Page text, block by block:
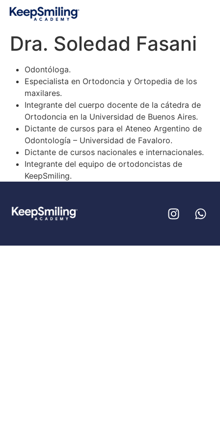
Dra. Soledad Fasani
Odontóloga.
Especialista en Ortodoncia y Ortopedia de los
maxilares.
Integrante del cuerpo docente de la cátedra de
Ortodoncia en la Universidad de Buenos Aires.
Dictante de cursos para el Ateneo Argentino de
Odontología – Universidad de Favaloro.
Dictante de cursos nacionales e internacionales.
Integrante del equipo de ortodoncistas de
KeepSmiling.